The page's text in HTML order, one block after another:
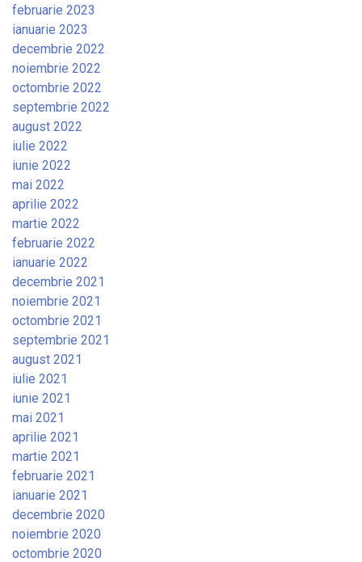
februarie 2023
ianuarie 2023
decembrie 2022
noiembrie 2022
octombrie 2022
septembrie 2022
august 2022
iulie 2022
iunie 2022
mai 2022
aprilie 2022
martie 2022
februarie 2022
ianuarie 2022
decembrie 2021
noiembrie 2021
octombrie 2021
septembrie 2021
august 2021
iulie 2021
iunie 2021
mai 2021
aprilie 2021
martie 2021
februarie 2021
ianuarie 2021
decembrie 2020
noiembrie 2020
octombrie 2020